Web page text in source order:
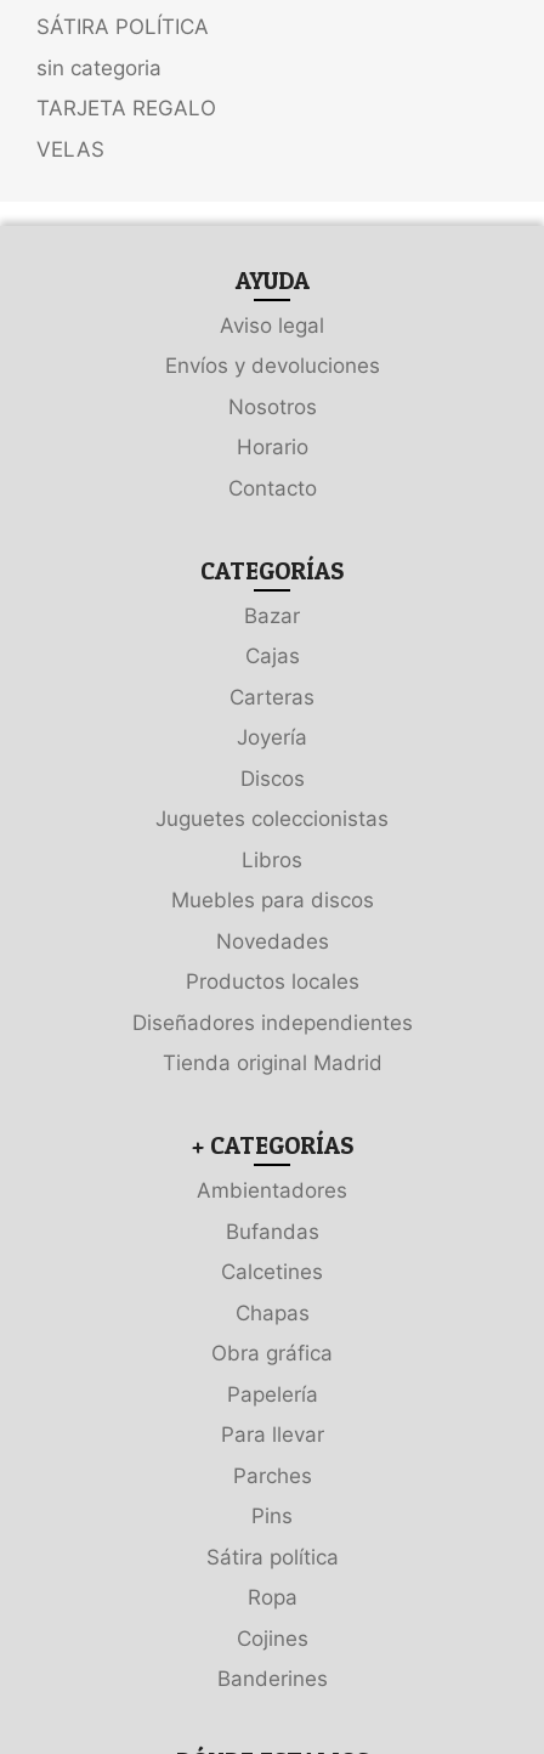
SÁTIRA POLÍTICA
sin categoria
TARJETA REGALO
VELAS
AYUDA
Aviso legal
Envíos y devoluciones
Nosotros
Horario
Contacto
CATEGORÍAS
Bazar
Cajas
Carteras
Joyería
Discos
Juguetes coleccionistas
Libros
Muebles para discos
Novedades
Productos locales
Diseñadores independientes
Tienda original Madrid
+ CATEGORÍAS
Ambientadores
Bufandas
Calcetines
Chapas
Obra gráfica
Papelería
Para llevar
Parches
Pins
Sátira política
Ropa
Cojines
Banderines